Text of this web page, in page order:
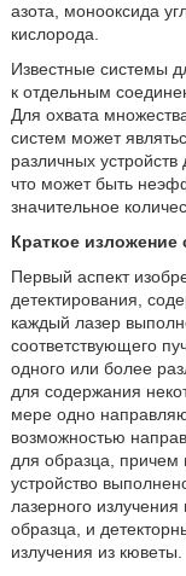
азота, монооксида
кислорода.
Известные системы
к отдельным
Для охвата
систем может
различных
что может быть
значительное
Краткое изложение
Первый аспект
детектирования,
каждый лазер
соответствующего
одного или более
для содержания
мере одно
возможностью
для образца,
устройство
лазерного
образца, и
излучения из кюветы.